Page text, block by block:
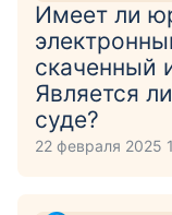
Имеет ли
скаченный
Является
суде?
22 февраля 2025